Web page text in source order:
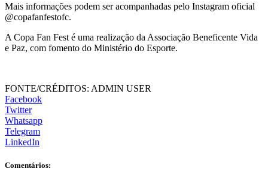
Mais informações podem ser acompanhadas pelo Instagram oficial
@copafanfestofc.
A Copa Fan Fest é uma realização da Associação Beneficente Vida
e Paz, com fomento do Ministério do Esporte.
FONTE/CRÉDITOS: ADMIN USER
Facebook
Twitter
Whatsapp
Telegram
LinkedIn
Comentários: